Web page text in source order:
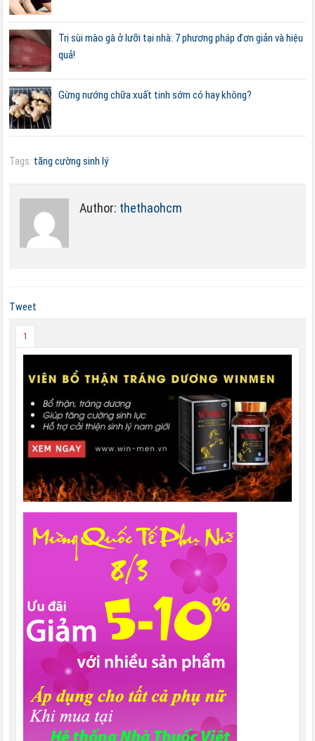
Trị sùi mào gà ở lưỡi tại nhà: 7 phương pháp đơn giản và hiệu
quả!
Gừng nướng chữa xuất tinh sớm có hay không?
Tags: tăng cường sinh lý
Author: thethaohcm
Tweet
1